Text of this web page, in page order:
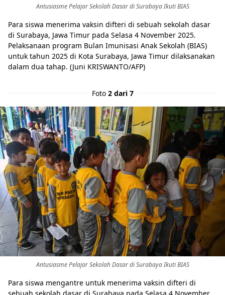
Antusiasme Pelajar Sekolah Dasar di Surabaya Ikuti BIAS
Para siswa menerima vaksin difteri di sebuah sekolah dasar
di Surabaya, Jawa Timur pada Selasa 4 November 2025.
Pelaksanaan program Bulan Imunisasi Anak Sekolah (BIAS)
untuk tahun 2025 di Kota Surabaya, Jawa Timur dilaksanakan
dalam dua tahap. (Juni KRISWANTO/AFP)
Foto 2 dari 7
Antusiasme Pelajar Sekolah Dasar di Surabaya Ikuti BIAS
Para siswa mengantre untuk menerima vaksin difteri di